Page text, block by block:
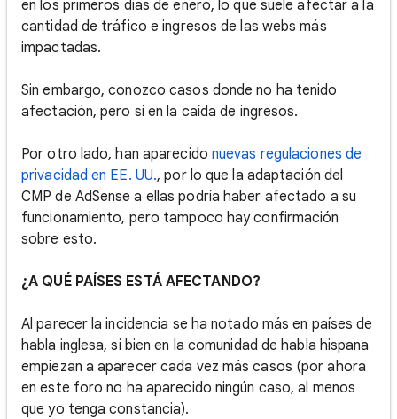
en los primeros días de enero, lo que suele afectar a la
cantidad de tráfico e ingresos de las webs más
impactadas.
Sin embargo, conozco casos donde no ha tenido
afectación, pero sí en la caída de ingresos.
Por otro lado, han aparecido nuevas regulaciones de
privacidad en EE. UU., por lo que la adaptación del
CMP de AdSense a ellas podría haber afectado a su
funcionamiento, pero tampoco hay confirmación
sobre esto.
¿A QUÉ PAÍSES ESTÁ AFECTANDO?
Al parecer la incidencia se ha notado más en países de
habla inglesa, si bien en la comunidad de habla hispana
empiezan a aparecer cada vez más casos (por ahora
en este foro no ha aparecido ningún caso, al menos
que yo tenga constancia).